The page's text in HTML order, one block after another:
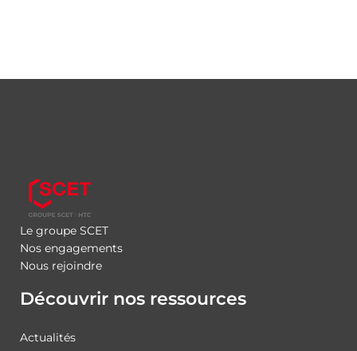
Le groupe SCET
Nos engagements
Nous rejoindre
Découvrir nos ressources
Actualités